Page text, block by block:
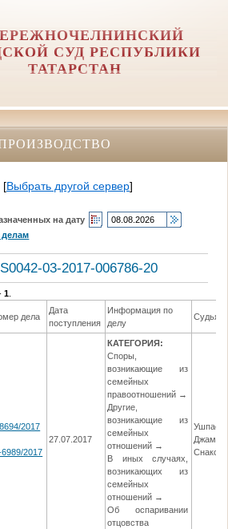
СУД РЕСПУБЛИКИ
ТАТАРСТАН
[Выбрать другой сервер]
на дату
03-2017-006786-20
-1
дела
Дата
поступления
Информация по
делу
Судья
2017
2017
27.07.2017
КАТЕГОРИЯ:
Споры,
возникающие из
семейных
правоотношений →
Другие,
возникающие из
семейных
отношений →
В иных случаях,
возникающих из
семейных
отношений →
Об оспаривании
отцовства